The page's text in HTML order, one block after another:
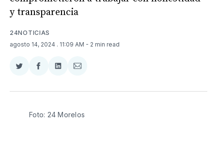
y transparencia
24NOTICIAS
agosto 14, 2024 . 11:09 AM - 2 min read
Compartir
Twitter
Compartir
Facebook
Compartir
LinkedIn
Compartir
Email
Foto: 24 Morelos